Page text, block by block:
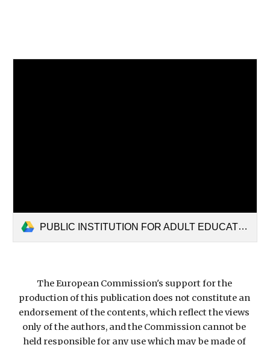
PUBLIC INSTITUTION FOR ADULT EDUCATION.pptx
The European Commission's support for the
production of this publication does not constitute an
endorsement of the contents, which reflect the views
only of the authors, and the Commission cannot be
held responsible for any use which may be made of